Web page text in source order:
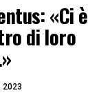
«Ci è
di loro
2023